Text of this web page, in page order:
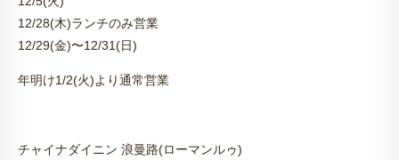
12/28(木)ランチのみ営業
12/29(金)〜12/31(日)
年明け1/2(火)より通常営業
チャイナダイニン 浪曼路(ローマンルゥ)